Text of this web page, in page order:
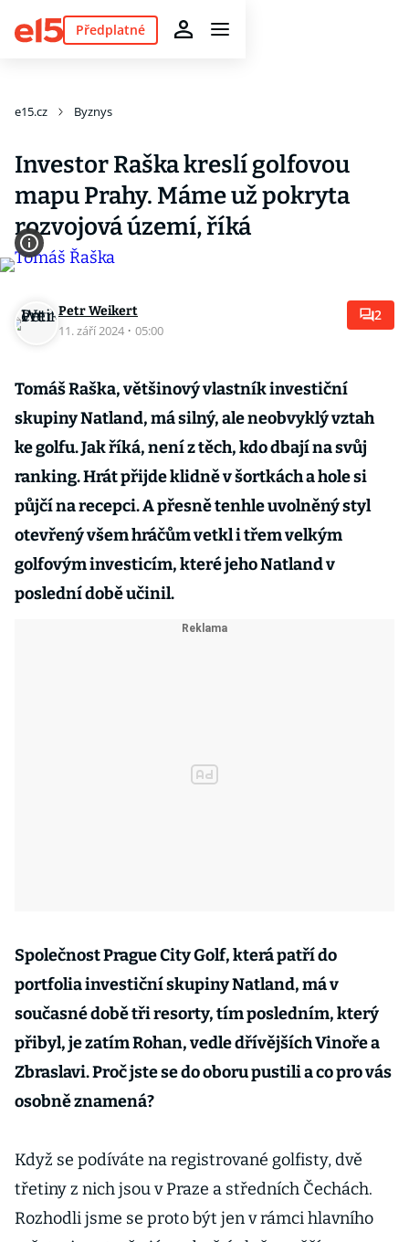
Předplatné
e15.cz Byznys
Investor Raška kreslí golfovou
mapu Prahy. Máme už pokryta
rozvojová území, říká
Petr Weikert
11. září 2024 · 05:00
2
Tomáš Raška, většinový vlastník investiční
skupiny Natland, má silný, ale neobvyklý vztah
ke golfu. Jak říká, není z těch, kdo dbají na svůj
ranking. Hrát přijde klidně v šortkách a hole si
půjčí na recepci. A přesně tenhle uvolněný styl
otevřený všem hráčům vetkl i třem velkým
golfovým investicím, které jeho Natland v
poslední době učinil.
Společnost Prague City Golf, která patří do
portfolia investiční skupiny Natland, má v
současné době tři resorty, tím posledním, který
přibyl, je zatím Rohan, vedle dřívějších Vinoře a
Zbraslavi. Proč jste se do oboru pustili a co pro vás
osobně znamená?
Když se podíváte na registrované golfisty, dvě
třetiny z nich jsou v Praze a středních Čechách.
Rozhodli jsme se proto být jen v rámci hlavního